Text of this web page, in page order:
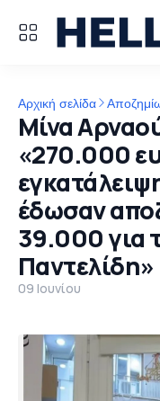
Αρχική σελίδα
Μίνα
«270.000
έδωσαν
39.000 για
Παντελίδη»
09 Ιουνίου